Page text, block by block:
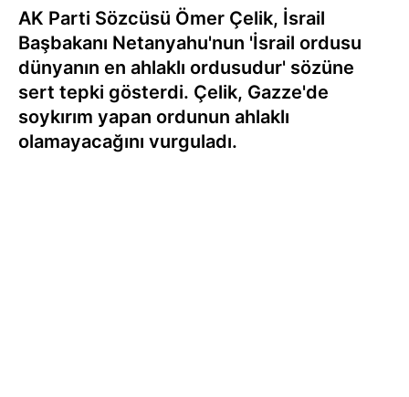
AK Parti Sözcüsü Ömer Çelik, İsrail
Başbakanı Netanyahu'nun 'İsrail ordusu
dünyanın en ahlaklı ordusudur' sözüne
sert tepki gösterdi. Çelik, Gazze'de
soykırım yapan ordunun ahlaklı
olamayacağını vurguladı.